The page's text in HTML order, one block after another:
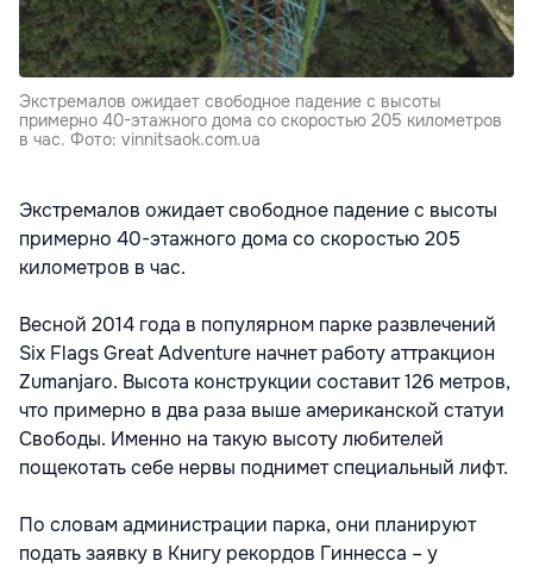
Экстремалов ожидает свободное падение с высоты
примерно 40-этажного дома со скоростью 205 километров
в час. Фото: vinnitsaok.com.ua
Экстремалов ожидает свободное падение с высоты
примерно 40-этажного дома со скоростью 205
километров в час.
Весной 2014 года в популярном парке развлечений
Six Flags Great Adventure начнет работу аттракцион
Zumanjaro. Высота конструкции составит 126 метров,
что примерно в два раза выше американской статуи
Свободы. Именно на такую высоту любителей
пощекотать себе нервы поднимет специальный лифт.
По словам администрации парка, они планируют
подать заявку в Книгу рекордов Гиннесса – у